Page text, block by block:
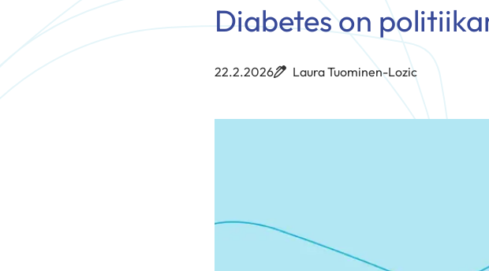
Diabetes on
22.2.2026 Laura Tuominen-Lozic